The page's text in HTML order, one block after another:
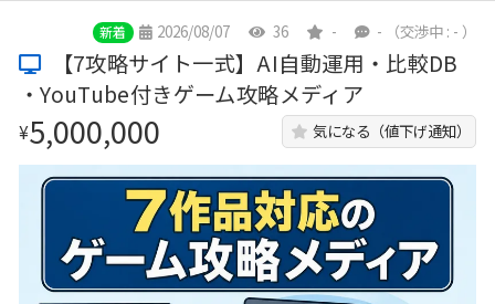
新着 2026/08/07 36 - - （交渉中 : - ）
【7攻略サイト一式】AI自動運用・比較DB
・YouTube付きゲーム攻略メディア
¥5,000,000 気になる（値下げ通知）